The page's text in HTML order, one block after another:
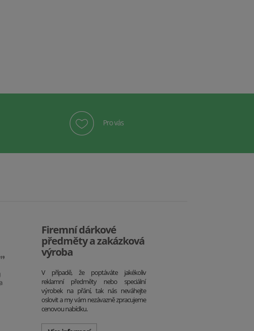
Pro vás
Firemní dárkové
předměty a zakázková
výroba
V případě, že poptáváte jakékoliv
reklamní předměty nebo speciální
výrobek na přání, tak nás neváhejte
oslovit a my vám nezávazně zpracujeme
cenovou nabídku.